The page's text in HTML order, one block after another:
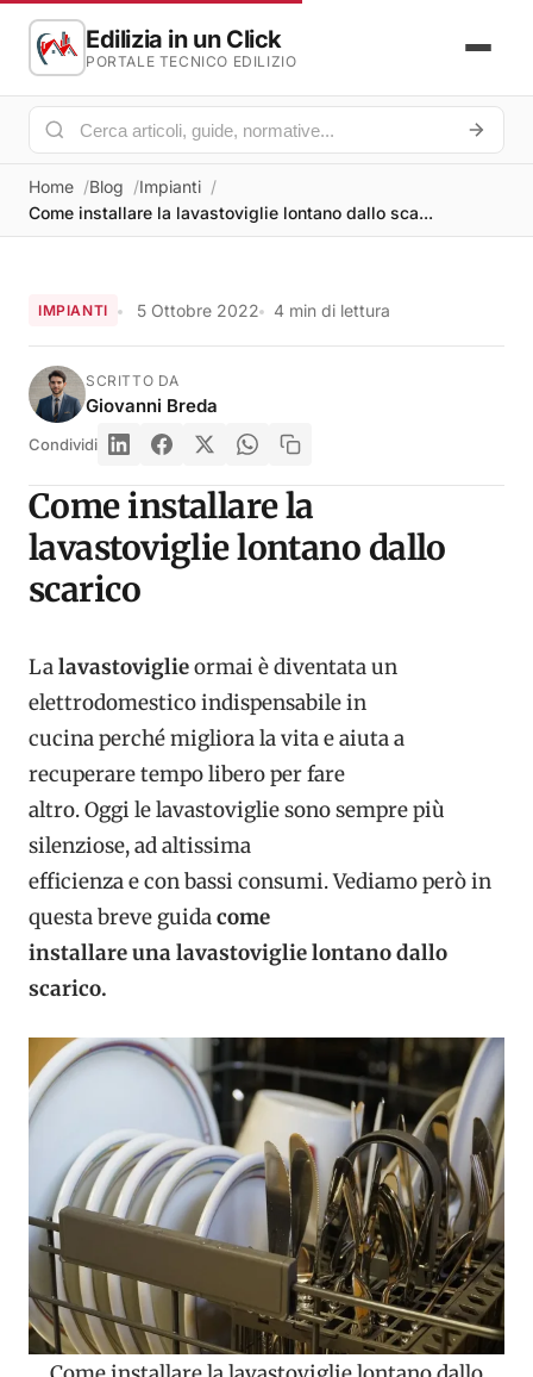
Edilizia in un Click
PORTALE TECNICO EDILIZIO
Home Blog
Impianti
Come installare la lavastoviglie lontano dallo sca...
IMPIANTI 5 Ottobre 2022 4 min di lettura
SCRITTO DA
Giovanni Breda
Condividi
Come installare la
lavastoviglie lontano dallo
scarico
Lalavastoviglieormai è diventata un
elettrodomestico indispensabile in
cucina perché migliora la vita e aiuta a
recuperare tempo libero per fare
altro. Oggi le lavastoviglie sono sempre più
silenziose, ad altissima
efficienza e con bassi consumi. Vediamo però in
questa breve guidacome
installare una lavastoviglie lontano dallo
scarico.